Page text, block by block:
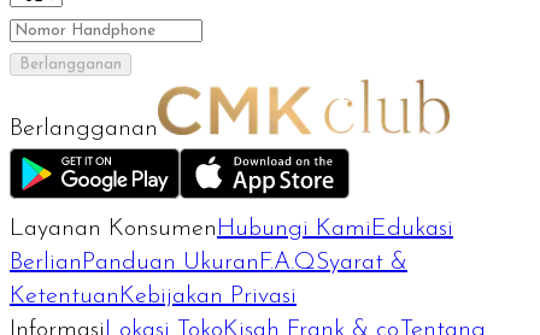
Berlangganan
Berlangganan
Layanan Konsumen Hubungi Kami Edukasi
Berlian Panduan Ukuran F.A.QSyarat &
Ketentuan Kebijakan Privasi